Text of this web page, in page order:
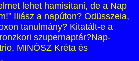
lehet hamisítani, de a Nap
Iliász a napúton? Odüsszeia,
tanulmány? Kitatált-e a
szupernaptár?Nap-
MINÓSZ Kréta és